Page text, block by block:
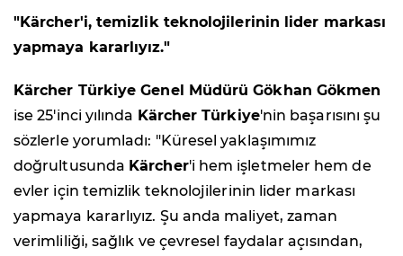
"Kärcher'i, temizlik teknolojilerinin lider markası
yapmaya kararlıyız."
Kärcher Türkiye Genel MüdürüGökhan Gökmen
ise 25'inci yılında Kärcher Türkiye'nin başarısını şu
sözlerle yorumladı: "Küresel yaklaşımımız
doğrultusunda Kärcher'i hem işletmeler hem de
evler için temizlik teknolojilerinin lider markası
yapmaya kararlıyız. Şu anda maliyet, zaman
verimliliği, sağlık ve çevresel faydalar açısından,